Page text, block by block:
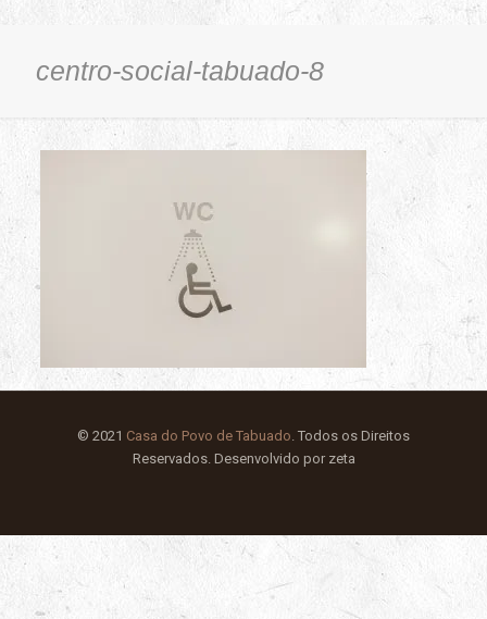
centro-social-tabuado-8
© 2021 Casa do Povo de Tabuado. Todos os Direitos
Reservados. Desenvolvido por zeta